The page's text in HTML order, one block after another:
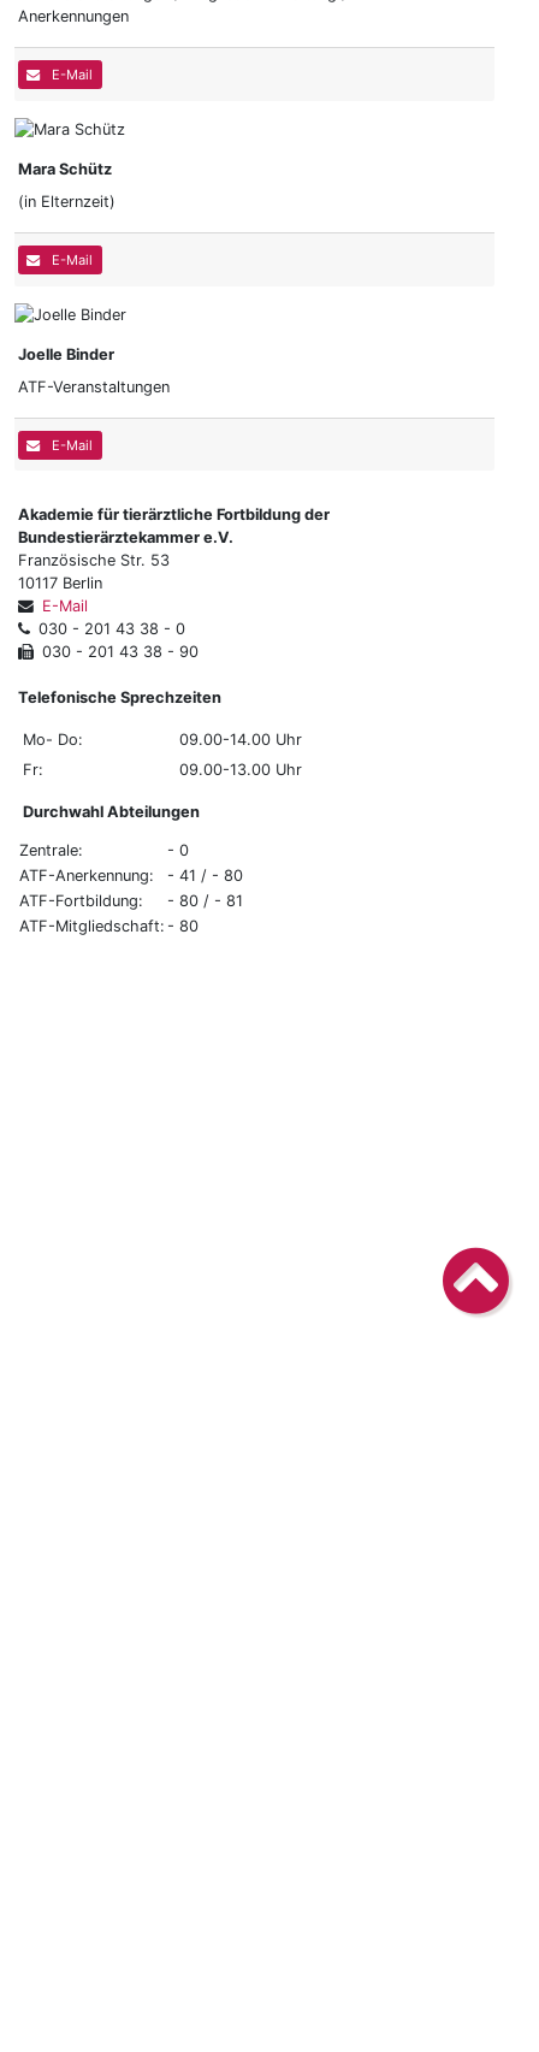
Anerkennungen
E-Mail
Mara Schütz
(in Elternzeit)
E-Mail
Joelle Binder
ATF-Veranstaltungen
E-Mail
Akademie für tierärztliche Fortbildung der
Bundestierärztekammer e.V.
Französische Str. 53
10117 Berlin
E-Mail
030 - 201 43 38 - 0
030 - 201 43 38 - 90
Telefonische Sprechzeiten
Mo- Do:
09.00-14.00 Uhr
Fr:
09.00-13.00 Uhr
Durchwahl Abteilungen
Zentrale:
- 0
ATF-Anerkennung:
- 41 / - 80
ATF-Fortbildung:
- 80 / - 81
ATF-Mitgliedschaft: - 80